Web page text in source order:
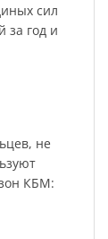
сил
за год и
не
КБМ: